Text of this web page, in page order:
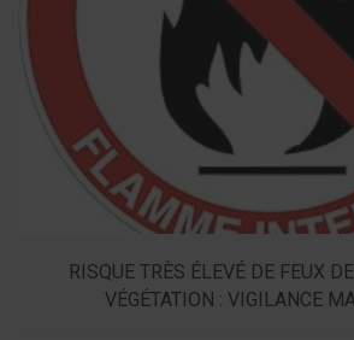
RISQUE TRÈS ÉLEVÉ DE FEUX
VÉGÉTATION : VIGILANCE